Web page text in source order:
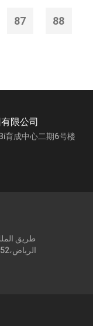
87 88
限公司
育成中心二期6号楼
الرياض،12252، المملكة العربية السعودية